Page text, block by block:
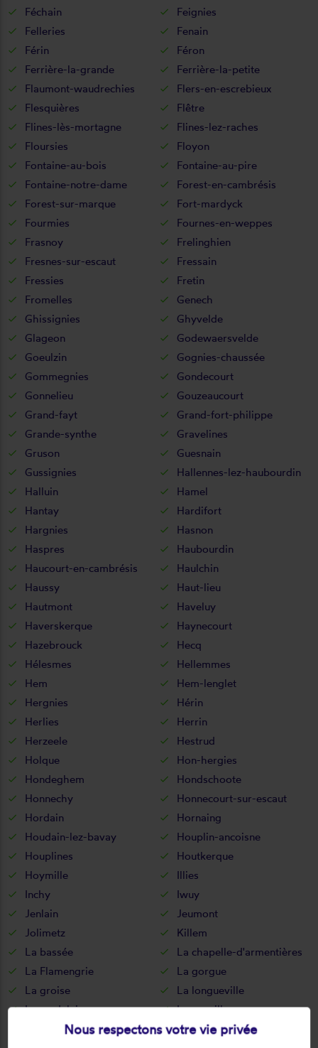
Féchain
Feignies
Felleries
Fenain
Férin
Féron
Ferrière-la-grande
Ferrière-la-petite
Flaumont-waudrechies
Flers-en-escrebieux
Flesquières
Flêtre
Flines-lès-mortagne
Flines-lez-raches
Floursies
Floyon
Fontaine-au-bois
Fontaine-au-pire
Fontaine-notre-dame
Forest-en-cambrésis
Forest-sur-marque
Fort-mardyck
Fourmies
Fournes-en-weppes
Frasnoy
Frelinghien
Fresnes-sur-escaut
Fressain
Fressies
Fretin
Fromelles
Genech
Ghissignies
Ghyvelde
Glageon
Godewaersvelde
Goeulzin
Gognies-chaussée
Gommegnies
Gondecourt
Gonnelieu
Gouzeaucourt
Grand-fayt
Grand-fort-philippe
Grande-synthe
Gravelines
Gruson
Guesnain
Gussignies
Hallennes-lez-haubourdin
Halluin
Hamel
Hantay
Hardifort
Hargnies
Hasnon
Haspres
Haubourdin
Haucourt-en-cambrésis
Haulchin
Haussy
Haut-lieu
Hautmont
Haveluy
Haverskerque
Haynecourt
Hazebrouck
Hecq
Hélesmes
Hellemmes
Hem
Hem-lenglet
Hergnies
Hérin
Herlies
Herrin
Herzeele
Hestrud
Holque
Hon-hergies
Hondeghem
Hondschoote
Honnechy
Honnecourt-sur-escaut
Hordain
Hornaing
Houdain-lez-bavay
Houplin-ancoisne
Houplines
Houtkerque
Hoymille
Illies
Inchy
Iwuy
Jenlain
Jeumont
Jolimetz
Killem
La bassée
La chapelle-d'armentières
La Flamengrie
La gorgue
La groise
La longueville
La madeleine
La neuville
La sentinelle
Lallaing
Nous respectons votre vie privée